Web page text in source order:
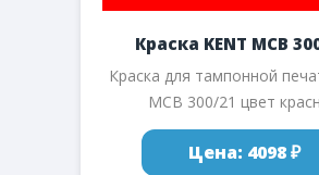
Краска KENT MCB
Краска для тампонной
MCB 300/21 цвет
Цена: 4098 ₽